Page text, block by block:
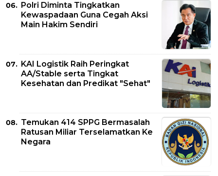
Polri Diminta Tingkatkan
Kewaspadaan Guna Cegah Aksi
Main Hakim Sendiri
KAI Logistik Raih Peringkat
AA/Stable serta Tingkat
Kesehatan dan Predikat "Sehat"
Temukan 414 SPPG Bermasalah
Ratusan Miliar Terselamatkan Ke
Negara